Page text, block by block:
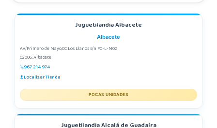
Juguetilandia Albacete
Albacete
Av/Primero de Mayo,CC Los Llanos s/n P0-L-M02
02006, Albacete
967 214 974
Localizar Tienda
POCAS UNIDADES